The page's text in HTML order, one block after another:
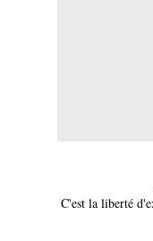
C'est la liberté